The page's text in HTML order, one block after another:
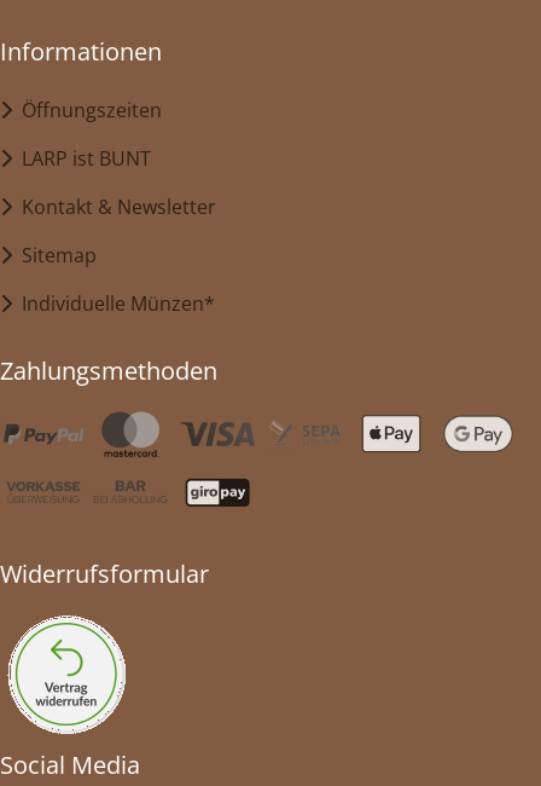
Informationen
Öffnungszeiten
LARP ist BUNT
Kontakt & Newsletter
Sitemap
Individuelle Münzen*
Zahlungsmethoden
Widerrufsformular
Social Media